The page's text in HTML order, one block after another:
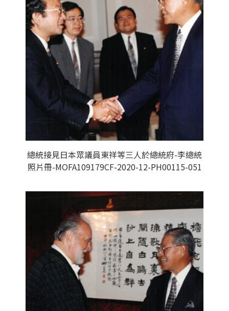
總統接見日本眾議員東祥等三人於總統府-李總統
照片冊-MOFA109179CF-2020-12-PH00115-051